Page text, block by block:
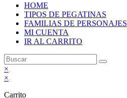
HOME
TIPOS DE PEGATINAS
FAMILIAS DE PERSONAJES
MI CUENTA
IR AL CARRITO
×
×
Carrito